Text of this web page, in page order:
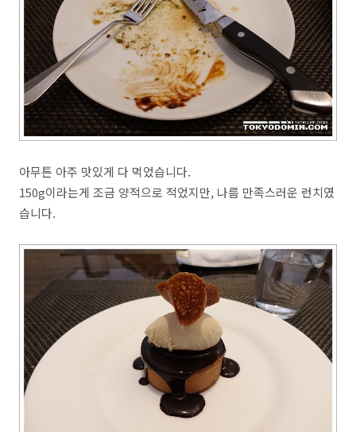
아무튼 아주 맛있게 다 먹었습니다.
150g이라는게 조금 양적으로 적었지만, 나름 만족스러운 런치였
습니다.